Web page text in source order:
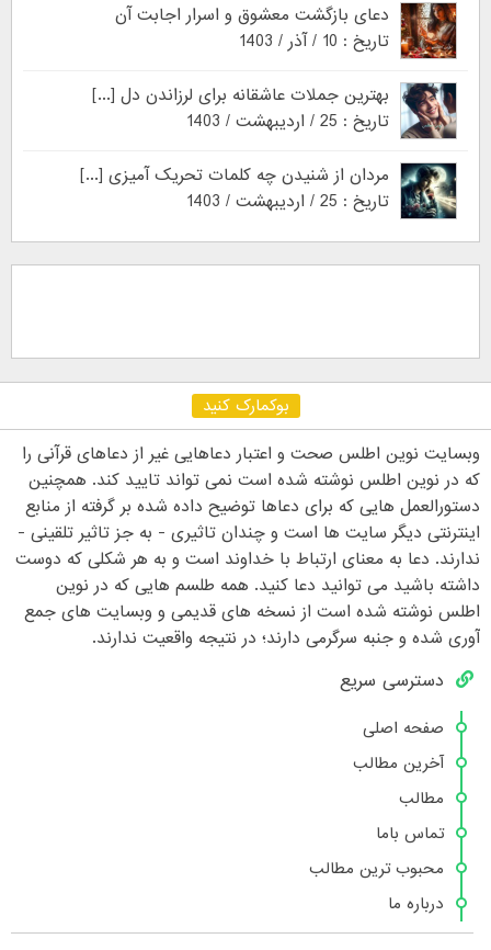
دعای بازگشت معشوق و اسرار اجابت آن
تاریخ : 10 / آذر / 1403
بهترین جملات عاشقانه برای لرزاندن دل [...]
تاریخ : 25 / اردیبهشت / 1403
مردان از شنیدن چه کلمات تحریک آمیزی [...]
تاریخ : 25 / اردیبهشت / 1403
بوکمارک کنید
وبسایت نوین اطلس صحت و اعتبار دعاهایی غیر از دعاهای قرآنی را
که در نوین اطلس نوشته شده است نمی تواند تایید کند. همچنین
دستورالعمل هایی که برای دعاها توضیح داده شده بر گرفته از منابع
اینترنتی دیگر سایت ها است و چندان تاثیری - به جز تاثیر تلقینی -
ندارند. دعا به معنای ارتباط با خداوند است و به هر شکلی که دوست
داشته باشید می توانید دعا کنید. همه طلسم هایی که در نوین
اطلس نوشته شده است از نسخه های قدیمی و وبسایت های جمع
آوری شده و جنبه سرگرمی دارند؛ در نتیجه واقعیت ندارند.
دسترسی سریع
صفحه اصلی
آخرین مطالب
مطالب
تماس باما
محبوب ترین مطالب
درباره ما